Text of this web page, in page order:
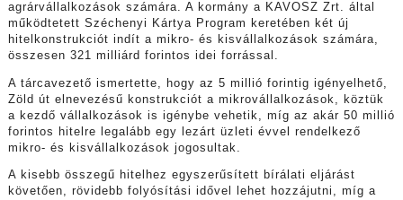
agrárvállalkozások számára. A kormány a KAVOSZ Zrt. által
működtetett Széchenyi Kártya Program keretében két új
hitelkonstrukciót indít a mikro- és kisvállalkozások számára,
összesen 321 milliárd forintos idei forrással.
A tárcavezető ismertette, hogy az 5 millió forintig igényelhető,
Zöld út elnevezésű konstrukciót a mikrovállalkozások, köztük
a kezdő vállalkozások is igénybe vehetik, míg az akár 50 millió
forintos hitelre legalább egy lezárt üzleti évvel rendelkező
mikro- és kisvállalkozások jogosultak.
A kisebb összegű hitelhez egyszerűsített bírálati eljárást
követően, rövidebb folyósítási idővel lehet hozzájutni, míg a